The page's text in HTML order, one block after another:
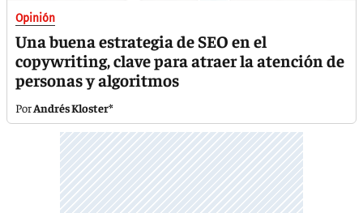
Opinión
Una buena estrategia de SEO en el
copywriting, clave para atraer la atención de
personas y algoritmos
Andrés Kloster*